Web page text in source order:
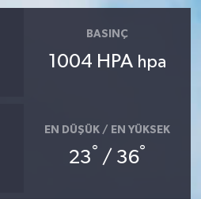
BASINÇ
1004 HPA hpa
EN DÜŞÜK / EN YÜKSEK
23° / 36°